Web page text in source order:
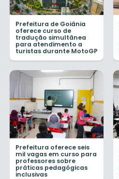
Prefeitura de Goiânia
oferece curso de
tradução simultânea
para atendimento a
turistas durante MotoGP
Prefeitura oferece seis
mil vagas em curso para
professores sobre
práticas pedagógicas
inclusivas